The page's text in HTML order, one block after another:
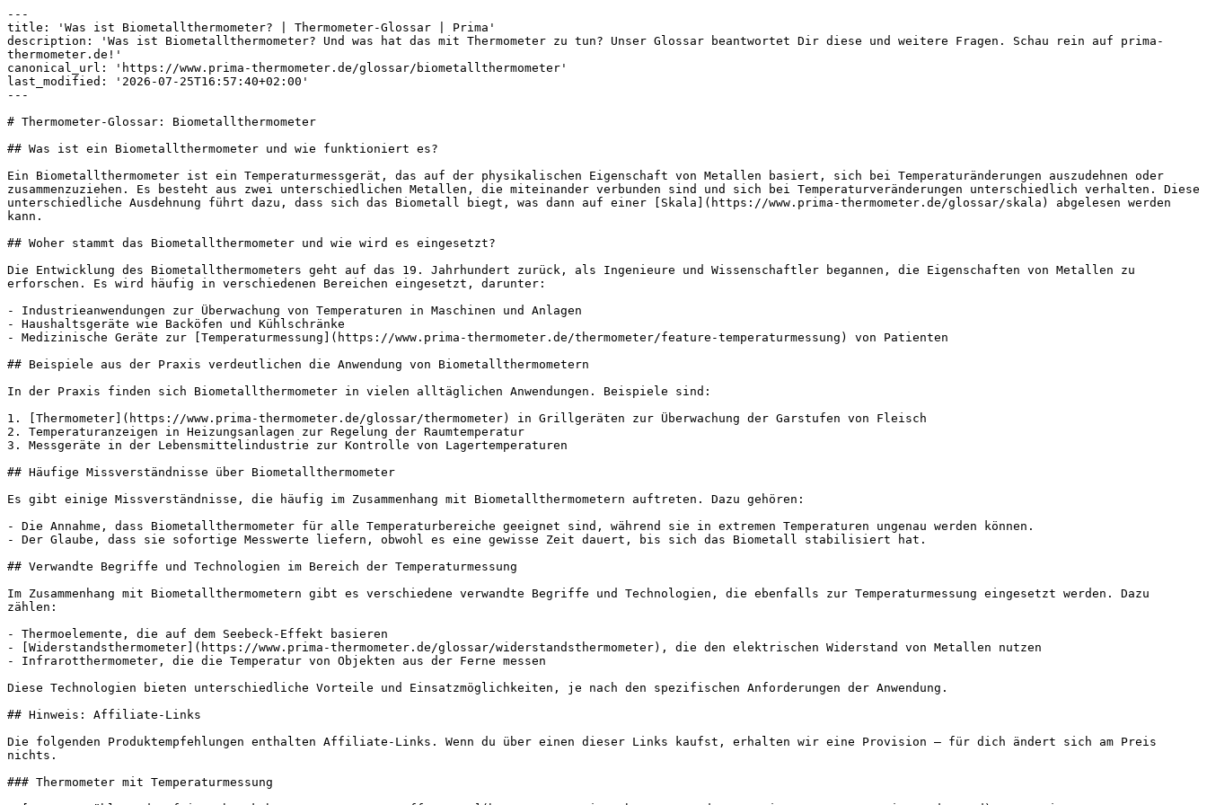
---
title: 'Was ist Biometallthermometer? | Thermometer-Glossar | Prima'
description: 'Was ist Biometallthermometer? Und was hat das mit Thermometer zu tun? Unser Glossar beantwortet Dir diese und weitere Fragen. Schau rein auf prima-
thermometer.de!'
canonical_url: 'https://www.prima-thermometer.de/glossar/biometallthermometer'
last_modified: '2026-07-25T16:57:40+02:00'
---
# Thermometer-Glossar: Biometallthermometer
## Was ist ein Biometallthermometer und wie funktioniert es?
Ein Biometallthermometer ist ein Temperaturmessgerät, das auf der physikalischen Eigenschaft von Metallen basiert, sich bei Temperaturänderungen auszudehnen oder
zusammenzuziehen. Es besteht aus zwei unterschiedlichen Metallen, die miteinander verbunden sind und sich bei Temperaturveränderungen unterschiedlich verhalten. Diese
unterschiedliche Ausdehnung führt dazu, dass sich das Biometall biegt, was dann auf einer [Skala](https://www.prima-thermometer.de/glossar/skala) abgelesen werden
kann.
## Woher stammt das Biometallthermometer und wie wird es eingesetzt?
Die Entwicklung des Biometallthermometers geht auf das 19. Jahrhundert zurück, als Ingenieure und Wissenschaftler begannen, die Eigenschaften von Metallen zu
erforschen. Es wird häufig in verschiedenen Bereichen eingesetzt, darunter:
- Industrieanwendungen zur Überwachung von Temperaturen in Maschinen und Anlagen
- Haushaltsgeräte wie Backöfen und Kühlschränke
- Medizinische Geräte zur [Temperaturmessung](https://www.prima-thermometer.de/thermometer/feature-temperaturmessung) von Patienten
## Beispiele aus der Praxis verdeutlichen die Anwendung von Biometallthermometern
In der Praxis finden sich Biometallthermometer in vielen alltäglichen Anwendungen. Beispiele sind:
1. [Thermometer](https://www.prima-thermometer.de/glossar/thermometer) in Grillgeräten zur Überwachung der Garstufen von Fleisch
2. Temperaturanzeigen in Heizungsanlagen zur Regelung der Raumtemperatur
3. Messgeräte in der Lebensmittelindustrie zur Kontrolle von Lagertemperaturen
## Häufige Missverständnisse über Biometallthermometer
Es gibt einige Missverständnisse, die häufig im Zusammenhang mit Biometallthermometern auftreten. Dazu gehören:
- Die Annahme, dass Biometallthermometer für alle Temperaturbereiche geeignet sind, während sie in extremen Temperaturen ungenau werden können.
- Der Glaube, dass sie sofortige Messwerte liefern, obwohl es eine gewisse Zeit dauert, bis sich das Biometall stabilisiert hat.
## Verwandte Begriffe und Technologien im Bereich der Temperaturmessung
Im Zusammenhang mit Biometallthermometern gibt es verschiedene verwandte Begriffe und Technologien, die ebenfalls zur Temperaturmessung eingesetzt werden. Dazu
zählen:
- Thermoelemente, die auf dem Seebeck-Effekt basieren
- [Widerstandsthermometer](https://www.prima-thermometer.de/glossar/widerstandsthermometer), die den elektrischen Widerstand von Metallen nutzen
- Infrarotthermometer, die die Temperatur von Objekten aus der Ferne messen
Diese Technologien bieten unterschiedliche Vorteile und Einsatzmöglichkeiten, je nach den spezifischen Anforderungen der Anwendung.
## Hinweis: Affiliate-Links
Die folgenden Produktempfehlungen enthalten Affiliate-Links. Wenn du über einen dieser Links kaufst, erhalten wir eine Provision — für dich ändert sich am Preis
nichts.
### Thermometer mit Temperaturmessung